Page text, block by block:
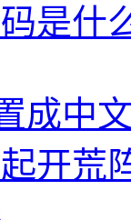
是什
成中
开荒